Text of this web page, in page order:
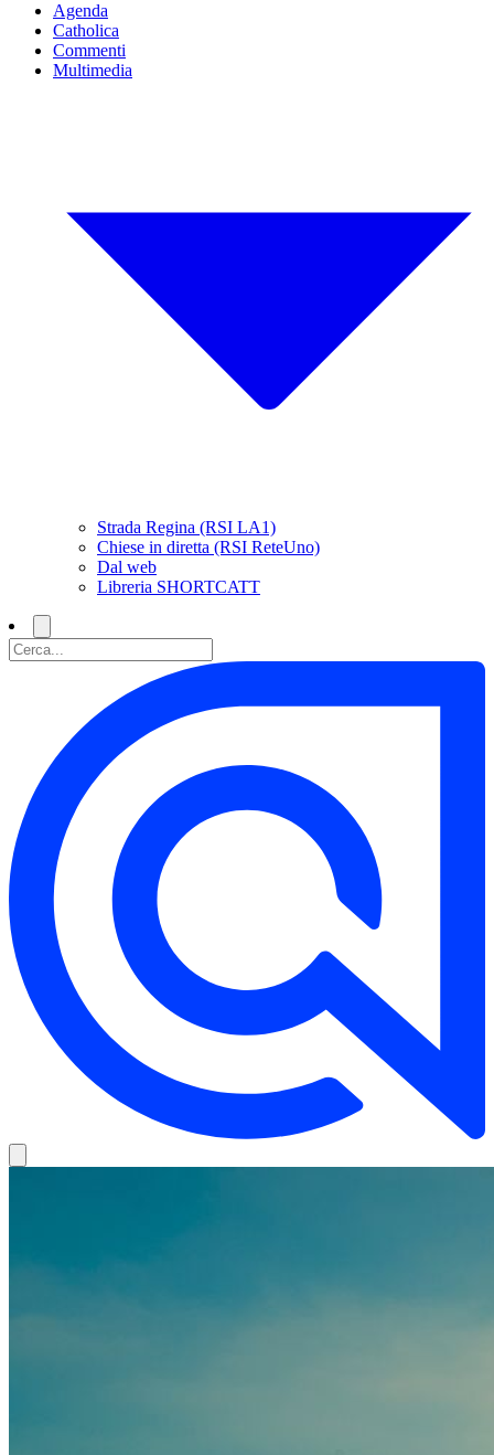
Agenda
Catholica
Commenti
Multimedia
Strada Regina (RSI LA1)
Chiese in diretta (RSI ReteUno)
Dal web
Libreria SHORTCATT